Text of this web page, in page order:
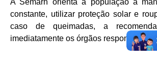
constante, utilizar proteção solar e
caso de queimadas, a
imediatamente os órgãos responsáveis.